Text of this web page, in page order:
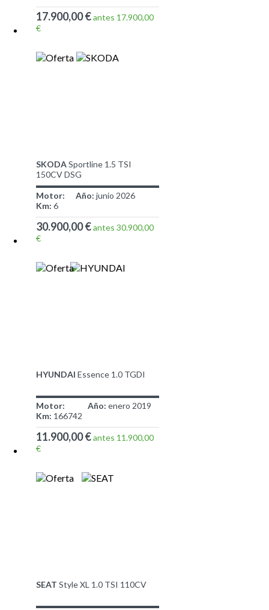
17.900,00 €antes 17.900,00
€
SKODASportline 1.5 TSI
150CV DSG
Motor: Año: junio 2026
Km: 6
30.900,00 €antes 30.900,00
€
HYUNDAI Essence 1.0 TGDI
Motor: Año: enero 2019
Km: 166742
11.900,00 €antes 11.900,00
€
SEAT Style XL 1.0 TSI 110CV